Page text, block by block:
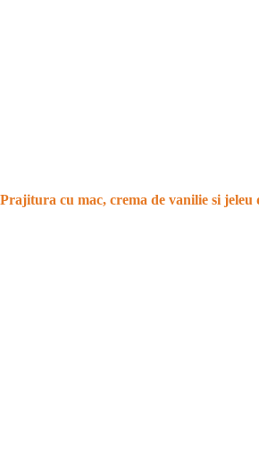
Prajitura cu mac, crema de vanilie si jeleu